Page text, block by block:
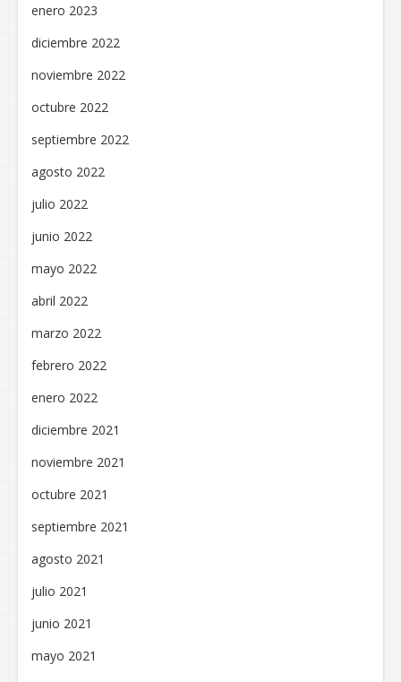
enero 2023
diciembre 2022
noviembre 2022
octubre 2022
septiembre 2022
agosto 2022
julio 2022
junio 2022
mayo 2022
abril 2022
marzo 2022
febrero 2022
enero 2022
diciembre 2021
noviembre 2021
octubre 2021
septiembre 2021
agosto 2021
julio 2021
junio 2021
mayo 2021